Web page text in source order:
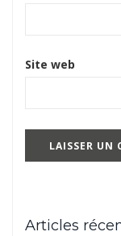
Site web
Articles